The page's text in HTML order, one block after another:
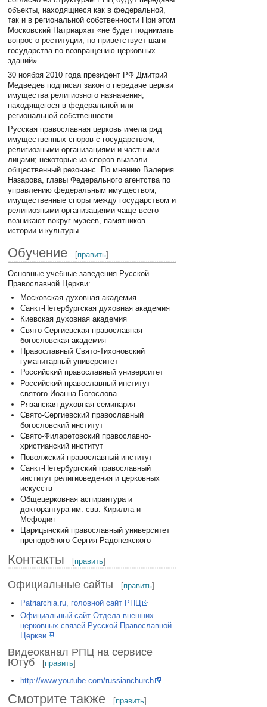
объекты, находящиеся как в федеральной,
так и в региональной собственности При этом
Московский Патриархат «не будет поднимать
вопрос о реституции, но приветствует шаги
государства по возвращению церковных
зданий».
30 ноября 2010 года президент РФ Дмитрий
Медведев подписал закон о передаче церкви
имущества религиозного назначения,
находящегося в федеральной или
региональной собственности.
Русская православная церковь имела ряд
имущественных споров с государством,
религиозными организациями и частными
лицами; некоторые из споров вызвали
общественный резонанс. По мнению Валерия
Назарова, главы Федерального агентства по
управлению федеральным имуществом,
имущественные споры между государством и
религиозными организациями чаще всего
возникают вокруг музеев, памятников
истории и культуры.
Обучение [править]
Основные учебные заведения Русской
Православной Церкви:
Московская духовная академия
Санкт-Петербургская духовная академия
Киевская духовная академия
Свято-Сергиевская православная
богословская академия
Православный Свято-Тихоновский
гуманитарный университет
Российский православный университет
Российский православный институт
святого Иоанна Богослова
Рязанская духовная семинария
Свято-Сергиевский православный
богословский институт
Свято-Филаретовский православно-
христианский институт
Поволжский православный институт
Санкт-Петербургский православный
институт религиоведения и церковных
искусств
Общецерковная аспирантура и
докторантура им. свв. Кирилла и
Мефодия
Царицынский православный университет
преподобного Сергия Радонежского
Контакты [править]
Официальные сайты [править]
Patriarchia.ru, головной сайт РПЦ
Официальный сайт Отдела внешних
церковных связей Русской Православной
Церкви
Видеоканал РПЦ на сервисе
Ютуб
[править]
http://www.youtube.com/russianchurch
Смотрите также [править]